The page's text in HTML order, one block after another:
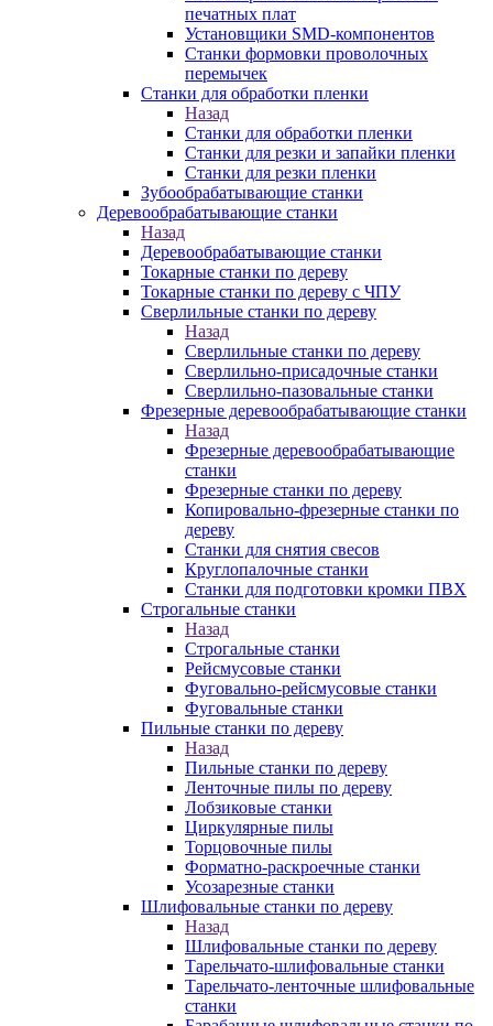
печатных плат
Установщики SMD-компонентов
Станки формовки проволочных
перемычек
Станки для обработки пленки
Назад
Станки для обработки пленки
Станки для резки и запайки пленки
Станки для резки пленки
Зубообрабатывающие станки
Деревообрабатывающие станки
Назад
Деревообрабатывающие станки
Токарные станки по дереву
Токарные станки по дереву с ЧПУ
Сверлильные станки по дереву
Назад
Сверлильные станки по дереву
Сверлильно-присадочные станки
Сверлильно-пазовальные станки
Фрезерные деревообрабатывающие станки
Назад
Фрезерные деревообрабатывающие
станки
Фрезерные станки по дереву
Копировально-фрезерные станки по
дереву
Станки для снятия свесов
Круглопалочные станки
Станки для подготовки кромки ПВХ
Строгальные станки
Назад
Строгальные станки
Рейсмусовые станки
Фуговально-рейсмусовые станки
Фуговальные станки
Пильные станки по дереву
Назад
Пильные станки по дереву
Ленточные пилы по дереву
Лобзиковые станки
Циркулярные пилы
Торцовочные пилы
Форматно-раскроечные станки
Усозарезные станки
Шлифовальные станки по дереву
Назад
Шлифовальные станки по дереву
Тарельчато-шлифовальные станки
Тарельчато-ленточные шлифовальные
станки